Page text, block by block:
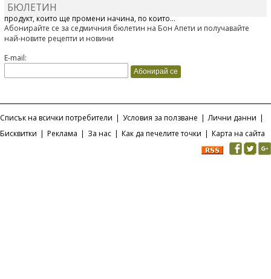
Отскоро Лесафр България стартира предлагането на изцяло нов
продукт, който ще промени начина, по който...
БЮЛЕТИН
Абонирайте се за седмичния бюлетин на Бон Апети и получавайте
най-новите рецепти и новини
E-mail:
Списък на всички потребители | Условия за ползване | Лични данни |
Бисквитки | Реклама | За нас | Как да печелите точки | Карта на сайта